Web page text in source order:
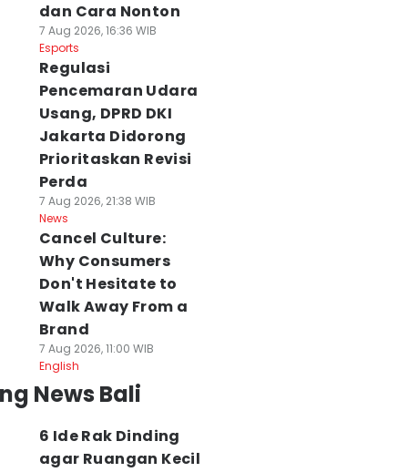
Vape
Polresta Denpasar
dan Cara Nonton
7 Aug 2026, 16:36 WIB
Esports
Regulasi
Pencemaran Udara
Usang, DPRD DKI
Jakarta Didorong
Prioritaskan Revisi
Perda
7 Aug 2026, 21:38 WIB
News
Cancel Culture:
Why Consumers
Don't Hesitate to
Walk Away From a
Brand
7 Aug 2026, 11:00 WIB
English
News Bali
6 Ide Rak Dinding
agar Ruangan Kecil